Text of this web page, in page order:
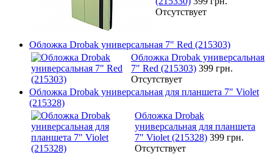
Отсутствует
Обложка Drobak универсальная 7" Red (215303)
Обложка Drobak универсальная
7" Red (215303) 399 грн.
Отсутствует
Обложка Drobak универсальная для планшета 7" Violet
(215328)
Обложка Drobak
универсальная для планшета
7" Violet (215328) 399 грн.
Отсутствует